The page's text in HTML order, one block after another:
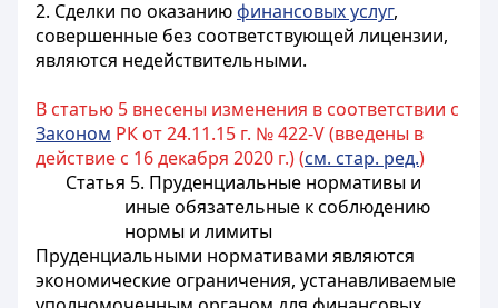
2. Сделки по оказаниюфинансовых услуг,
совершенные без соответствующей лицензии,
являются недействительными.
В статью 5 внесены изменения в соответствии с
Законом РК от 24.11.15 г. № 422-V (введены в
действие с 16 декабря 2020 г.) (см. стар. ред.)
Статья 5. Пруденциальные нормативы и
иные обязательные к соблюдению
нормы и лимиты
Пруденциальными нормативами являются
экономические ограничения, устанавливаемые